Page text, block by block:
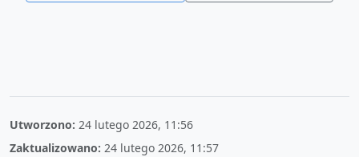
Utworzono: 24 lutego 2026, 11:56
Zaktualizowano: 24 lutego 2026, 11:57